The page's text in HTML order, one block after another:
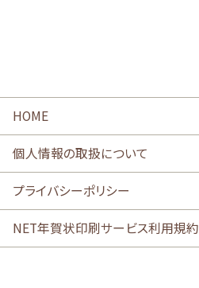
HOME
個人情報の取扱について
プライバシーポリシー
NET年賀状印刷サービス利用規約